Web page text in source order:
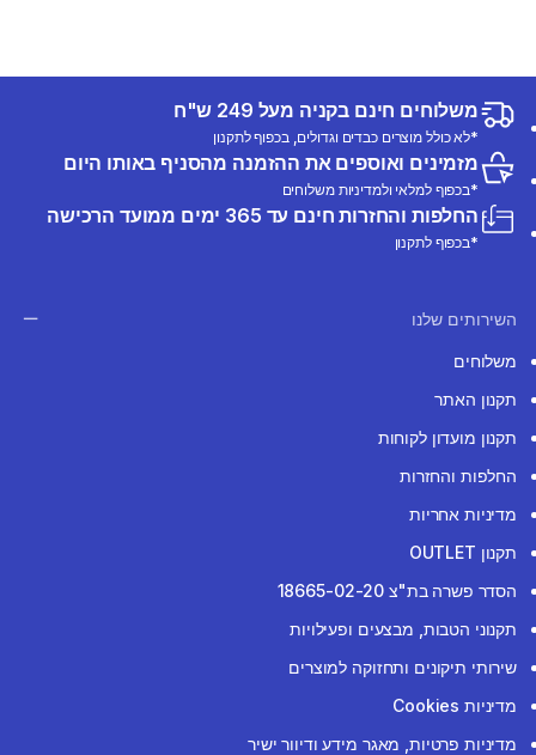
משלוחים חינם בקניה מעל 249 ש"ח
*לא כולל מוצרים כבדים וגדולים, בכפוף לתקנון
מזמינים ואוספים את ההזמנה מהסניף באותו היום
*בכפוף למלאי ולמדיניות משלוחים
החלפות והחזרות חינם עד 365 ימים ממועד הרכישה
*בכפוף לתקנון
השירותים שלנו
משלוחים
תקנון האתר
תקנון מועדון לקוחות
החלפות והחזרות
מדיניות אחריות
תקנון OUTLET
הסדר פשרה בת"צ 18665-02-20
תקנוני הטבות, מבצעים ופעילויות
שירותי תיקונים ותחזוקה למוצרים
מדיניות Cookies
מדיניות פרטיות, מאגר מידע ודיוור ישיר